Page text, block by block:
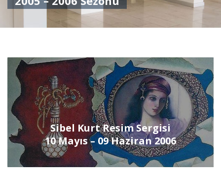
Sibel Kurt Resim Sergisi
10 Mayıs – 09 Haziran 2006